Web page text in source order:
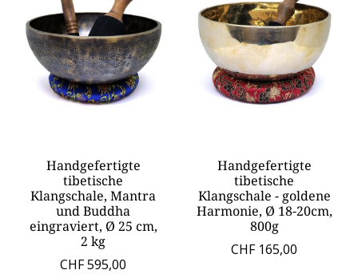
Handgefertigte
tibetische
Klangschale, Mantra
und Buddha
eingraviert, Ø 25 cm,
2 kg
CHF 595,00
Handgefertigte
tibetische
Klangschale - goldene
Harmonie, Ø 18-20cm,
800g
CHF 165,00